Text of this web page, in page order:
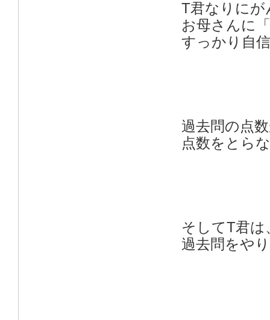
T君なりにが
お母さんに
すっかり自
過去問の点
点数をとら
そしてT君は
過去問をや